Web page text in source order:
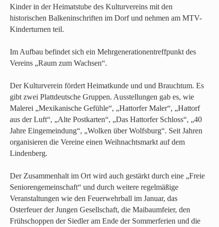
Kinder in der Heimatstube des Kulturvereins mit den
historischen Balkeninschriften im Dorf und nehmen am MTV-
Kinderturnen teil.
Im Aufbau befindet sich ein Mehrgenerationentreffpunkt des
Vereins „Raum zum Wachsen“.
Der Kulturverein fördert Heimatkunde und und Brauchtum. Es
gibt zwei Plattdeutsche Gruppen. Ausstellungen gab es, wie
Malerei „Mexikanische Gefühle“, „Hattorfer Maler“, „Hattorf
aus der Luft“, „Alte Postkarten“, „Das Hattorfer Schloss“, „40
Jahre Eingemeindung“, „Wolken über Wolfsburg“. Seit Jahren
organisieren die Vereine einen Weihnachtsmarkt auf dem
Lindenberg.
Der Zusammenhalt im Ort wird auch gestärkt durch eine „Freie
Seniorengemeinschaft“ und durch weitere regelmäßige
Veranstaltungen wie den Feuerwehrball im Januar, das
Osterfeuer der Jungen Gesellschaft, die Maibaumfeier, den
Frühschoppen der Siedler am Ende der Sommerferien und die